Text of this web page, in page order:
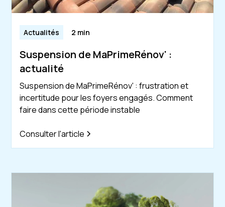
Actualités 2 min
Suspension de MaPrimeRénov' :
actualité
Suspension de MaPrimeRénov' : frustration et
incertitude pour les foyers engagés. Comment
faire dans cette période instable
Consulter l'article